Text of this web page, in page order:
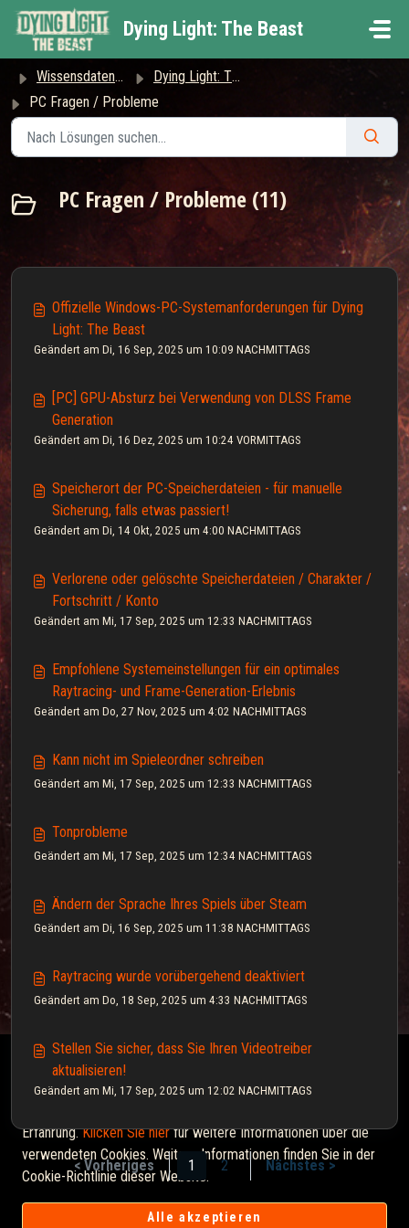
Zum hauptsächlichen Inhalt gehen
Dying Light: The Beast
Wissensdatenbank
Dying Light: The Beast
PC Fragen / Probleme
PC Fragen / Probleme (11)
Offizielle Windows-PC-Systemanforderungen für Dying
Light: The Beast
Geändert am Di, 16 Sep, 2025 um 10:09 NACHMITTAGS
[PC] GPU-Absturz bei Verwendung von DLSS Frame
Generation
Geändert am Di, 16 Dez, 2025 um 10:24 VORMITTAGS
Speicherort der PC-Speicherdateien - für manuelle
Sicherung, falls etwas passiert!
Geändert am Di, 14 Okt, 2025 um 4:00 NACHMITTAGS
Verlorene oder gelöschte Speicherdateien / Charakter /
Fortschritt / Konto
Geändert am Mi, 17 Sep, 2025 um 12:33 NACHMITTAGS
Empfohlene Systemeinstellungen für ein optimales
Raytracing- und Frame-Generation-Erlebnis
Geändert am Do, 27 Nov, 2025 um 4:02 NACHMITTAGS
Kann nicht im Spieleordner schreiben
Geändert am Mi, 17 Sep, 2025 um 12:33 NACHMITTAGS
Tonprobleme
Geändert am Mi, 17 Sep, 2025 um 12:34 NACHMITTAGS
Ändern der Sprache Ihres Spiels über Steam
Geändert am Di, 16 Sep, 2025 um 11:38 NACHMITTAGS
Raytracing wurde vorübergehend deaktiviert
Geändert am Do, 18 Sep, 2025 um 4:33 NACHMITTAGS
Stellen Sie sicher, dass Sie Ihren Videotreiber
aktualisieren!
Geändert am Mi, 17 Sep, 2025 um 12:02 NACHMITTAGS
< Vorheriges 1 2 Nächstes >
Diese Wissensdatenbank wird vom Eigentümer der
entsprechenden Webdomäne lizenziert und verwendet HTTP-
Erfahrung.Klicken Sie hierfür weitere Informationen über die
verwendeten Cookies. Weitere Informationen finden Sie in der
Cookie-Richtlinie dieser Website.
Alle akzeptieren